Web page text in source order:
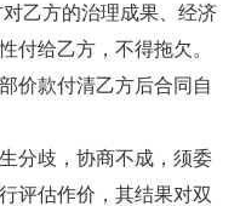
乙方的治理成果、经济
付给乙方，不得拖欠。
价款付清乙方后合同自
分歧，协商不成，须委
评估作价，其结果对双